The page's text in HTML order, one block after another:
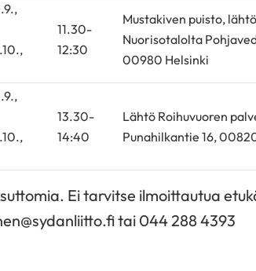
11.30-
12:30
Mustakiven puisto,
Nuorisotalolta
00980 Helsinki
13.30-
14:40
Lähtö Roihuvuoren
Punahilkantie 16,
Ei tarvitse ilmoittautua
tai 044 288 4393